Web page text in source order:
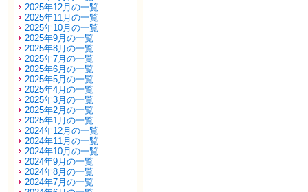
2025年12月の一覧
2025年11月の一覧
2025年10月の一覧
2025年9月の一覧
2025年8月の一覧
2025年7月の一覧
2025年6月の一覧
2025年5月の一覧
2025年4月の一覧
2025年3月の一覧
2025年2月の一覧
2025年1月の一覧
2024年12月の一覧
2024年11月の一覧
2024年10月の一覧
2024年9月の一覧
2024年8月の一覧
2024年7月の一覧